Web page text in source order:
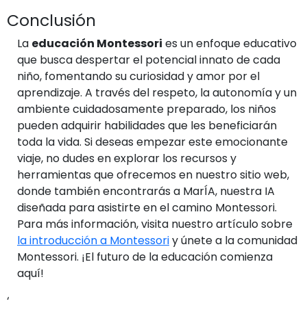
Conclusión
La educación Montessori es un enfoque educativo
que busca despertar el potencial innato de cada
niño, fomentando su curiosidad y amor por el
aprendizaje. A través del respeto, la autonomía y un
ambiente cuidadosamente preparado, los niños
pueden adquirir habilidades que les beneficiarán
toda la vida. Si deseas empezar este emocionante
viaje, no dudes en explorar los recursos y
herramientas que ofrecemos en nuestro sitio web,
donde también encontrarás a MarÍA, nuestra IA
diseñada para asistirte en el camino Montessori.
Para más información, visita nuestro artículo sobre
la introducción a Montessoriy únete a la comunidad
Montessori. ¡El futuro de la educación comienza
aquí!
‘